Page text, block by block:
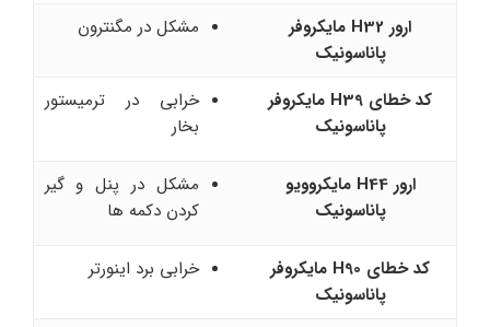
ارور H32 مایکروفر
پاناسونیک
مشکل در مگنترون
کد خطای H39 مایکروفر
پاناسونیک
خرابی در ترمیستور
بخار
ارور H44 مایکروویو
پاناسونیک
مشکل در پنل و گیر
کردن دکمه ها
کد خطای H90 مایکروفر
پاناسونیک
خرابی برد اینورتر